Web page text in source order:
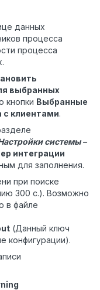
данных
процесса
процесса
выбранных
кнопки Выбранные
с клиентами.
системы –
интеграции
для заполнения.
при поиске
300 с.). Возможно
в файле
(Данный ключ
конфигурации).